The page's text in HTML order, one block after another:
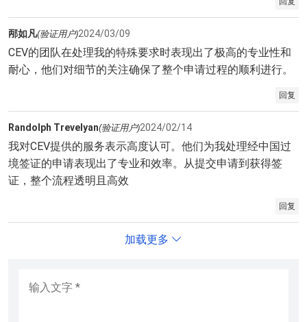
邴如凡(验证用户)2024/03/09
CEV的团队在处理我的特殊要求时表现出了极高的专业性和
耐心，他们对细节的关注确保了整个申请过程的顺利进行。
回复
Randolph Trevelyan(验证用户)2024/02/14
我对CEV提供的服务表示高度认可。他们为我处理经中国过
境签证的申请表现出了专业和效率。从提交申请到获得签
证，整个流程透明且高效
回复
加载更多
输入文字 *